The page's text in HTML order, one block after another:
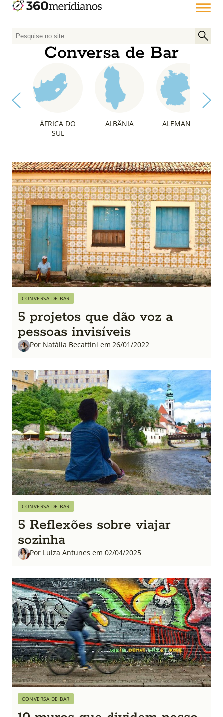
P
s
r
:
Conversa de Bar
ÁFRICA DO
SUL
ALBÂNIA ALEMANHA
CONVERSA DE BAR
5 projetos que dão voz a
pessoas invisíveis
Por Natália Becattini em 26/01/2022
CONVERSA DE BAR
5 Reflexões sobre viajar
sozinha
Por Luiza Antunes em 02/04/2025
CONVERSA DE BAR